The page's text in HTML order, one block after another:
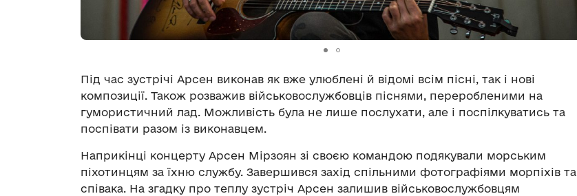
Під час зустрічі Арсен виконав як вже улюблені й відомі всім пісні, так і нові
композиції. Також розважив військовослужбовців піснями, переробленими на
гумористичний лад. Можливість була не лише послухати, але і поспілкуватись та
поспівати разом із виконавцем.
Наприкінці концерту Арсен Мірзоян зі своєю командою подякували морським
піхотинцям за їхню службу. Завершився захід спільними фотографіями морпіхів та
співака. На згадку про теплу зустріч Арсен залишив військовослужбовцям